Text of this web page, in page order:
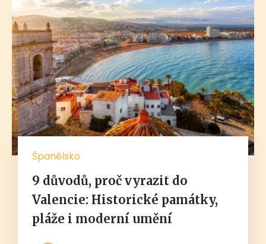
Španělsko
9 důvodů, proč vyrazit do
Valencie: Historické památky,
pláže i moderní umění